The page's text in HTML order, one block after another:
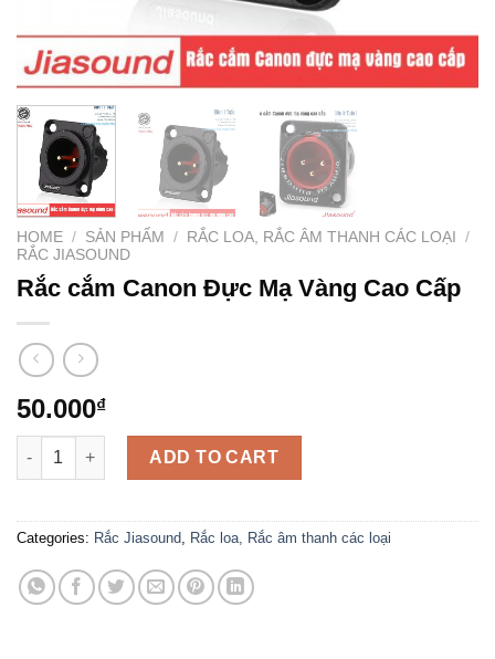
HOME / SẢN PHẨM / RẮC LOA, RẮC ÂM THANH CÁC LOẠI
/
RẮC JIASOUND
Rắc cắm Canon Đực Mạ Vàng Cao Cấp
50.000₫
Rắc cắm Canon Đực Mạ Vàng Cao Cấp quantity
ADD TO CART
Categories: Rắc Jiasound Rắc loa, Rắc âm thanh các loại